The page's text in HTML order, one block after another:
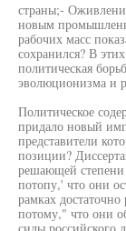
страны;-
новым
рабочих масс
сохранился? В
политическая
эволюционизма и
Политическое
придало новый
представители
позиции?
решающей степени
потопу,' что они
рамках
потому," что они